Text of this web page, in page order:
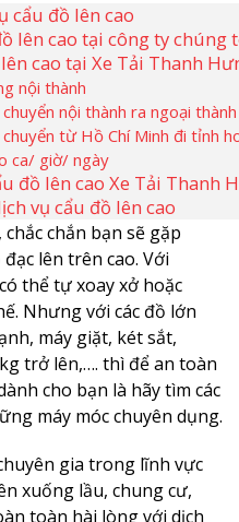
cẩu đồ lên cao
lên cao tại công ty chúng
cao tại Xe Tải Thanh
nội thành
nội thành ra ngoại
từ Hồ Chí Minh đi tỉnh
ca/ giờ/ ngày
đồ lên cao Xe Tải Thanh
vụ cẩu đồ lên cao
chắn bạn sẽ gặp
lên trên cao. Với
thể tự xoay xở hoặc
Nhưng với các đồ lớn
máy giặt, két sắt,
trở lên,…. thì để an toàn
cho bạn là hãy tìm các
máy móc chuyên dụng.
gia trong lĩnh vực
xuống lầu, chung cư,
toàn hài lòng với dịch